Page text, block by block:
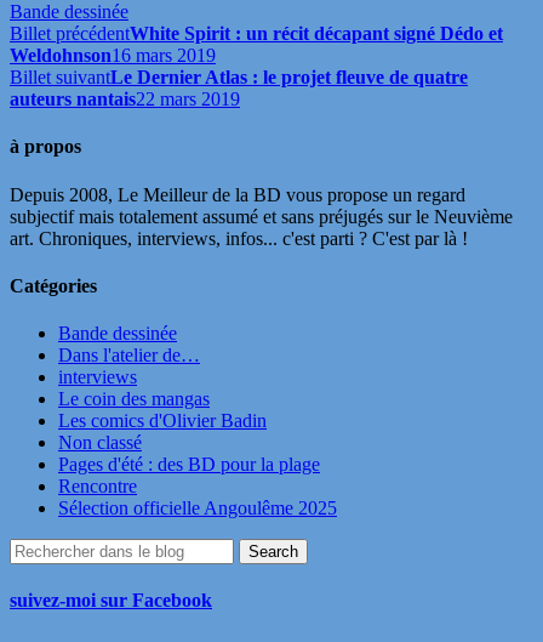
Bande dessinée
Billet précédentWhite Spirit : un récit décapant signé Dédo et
Weldohnson16 mars 2019
Billet suivantLe Dernier Atlas : le projet fleuve de quatre
auteurs nantais22 mars 2019
à propos
Depuis 2008, Le Meilleur de la BD vous propose un regard
subjectif mais totalement assumé et sans préjugés sur le Neuvième
art. Chroniques, interviews, infos... c'est parti ? C'est par là !
Catégories
Bande dessinée
Dans l'atelier de…
interviews
Le coin des mangas
Les comics d'Olivier Badin
Non classé
Pages d'été : des BD pour la plage
Rencontre
Sélection officielle Angoulême 2025
suivez-moi sur Facebook